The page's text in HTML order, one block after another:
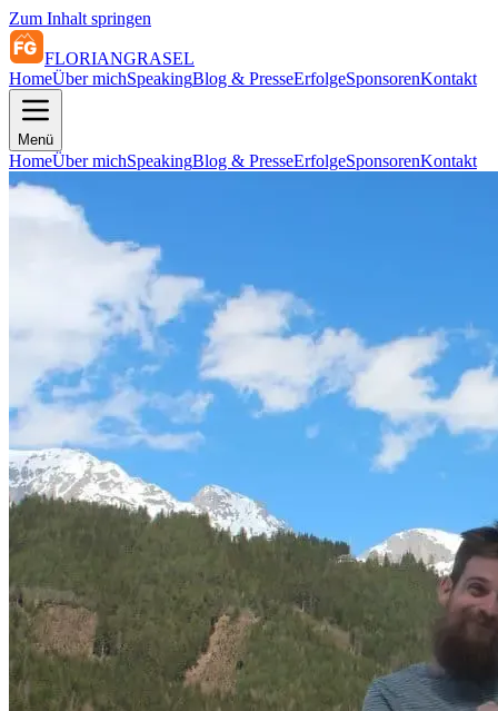
Zum Inhalt springen
FLORIANGRASEL
HomeÜber michSpeakingBlog & PresseErfolgeSponsorenKontakt
Menü
HomeÜber michSpeakingBlog & PresseErfolgeSponsorenKontakt